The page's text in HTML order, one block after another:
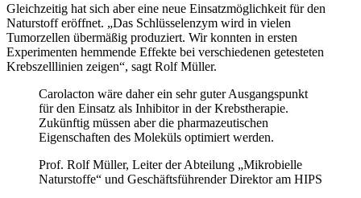
Gleichzeitig hat sich aber eine neue Einsatzmöglichkeit für den
Naturstoff eröffnet. „Das Schlüsselenzym wird in vielen
Tumorzellen übermäßig produziert. Wir konnten in ersten
Experimenten hemmende Effekte bei verschiedenen getesteten
Krebszelllinien zeigen“, sagt Rolf Müller.
Carolacton wäre daher ein sehr guter Ausgangspunkt
für den Einsatz als Inhibitor in der Krebstherapie.
Zukünftig müssen aber die pharmazeutischen
Eigenschaften des Moleküls optimiert werden.
Prof. Rolf Müller, Leiter der Abteilung „Mikrobielle
Naturstoffe“ und Geschäftsführender Direktor am HIPS